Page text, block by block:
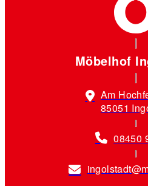
Möbelhof
Am
85051
08450